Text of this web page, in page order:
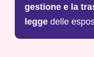
gestione e la
legge delle